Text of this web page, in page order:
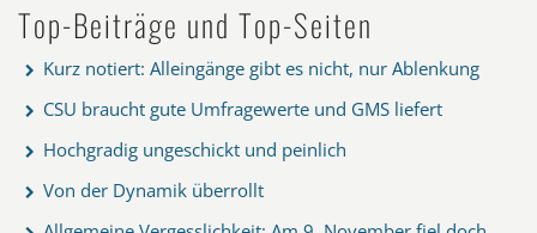
Top-Beiträge und Top-Seiten
Kurz notiert: Alleingänge gibt es nicht, nur Ablenkung
CSU braucht gute Umfragewerte und GMS liefert
Hochgradig ungeschickt und peinlich
Von der Dynamik überrollt